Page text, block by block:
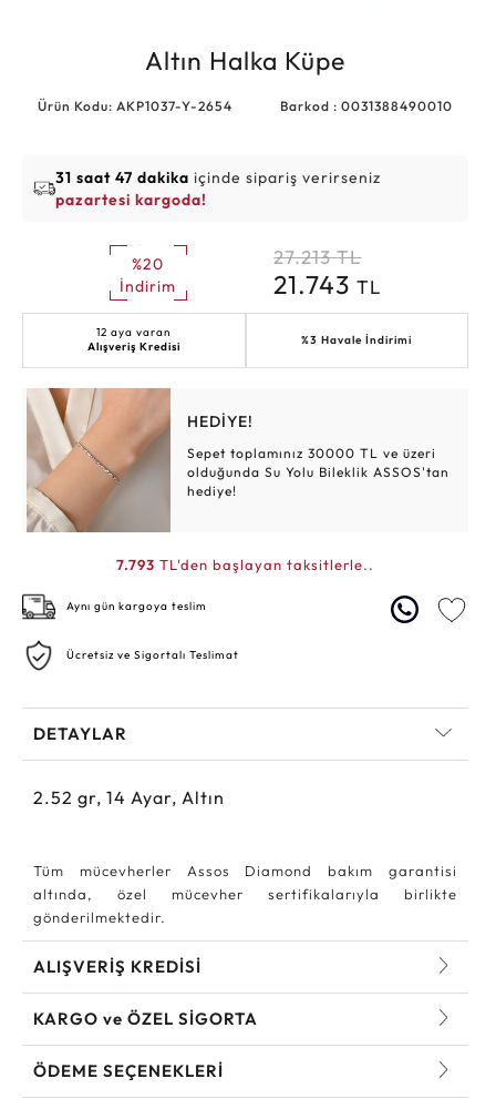
Altın Halka Küpe
Ürün Kodu: AKP1037-Y-2654 Barkod : 0031388490010
31 saat 47 dakika içinde sipariş verirseniz
pazartesi kargoda!
%20
İndirim
27.213 TL
21.743TL
12 aya varan
Alışveriş Kredisi
%3 Havale İndirimi
HEDİYE!
Sepet toplamınız 30000 TL ve üzeri
olduğunda Su Yolu Bileklik ASSOS'tan
hediye!
7.793 TL'den başlayan taksitlerle..
Aynı gün kargoya teslim
Ücretsiz ve Sigortalı Teslimat
DETAYLAR
2.52 gr, 14 Ayar, Altın
Tüm mücevherler Assos Diamond bakım garantisi
altında, özel mücevher sertifikalarıyla birlikte
gönderilmektedir.
ALIŞVERİŞ KREDİSİ
KARGO ve ÖZEL SİGORTA
ÖDEME SEÇENEKLERİ